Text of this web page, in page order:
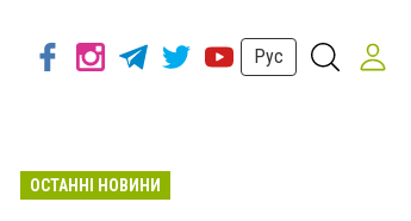
Рус
ОСТАННІ НОВИНИ